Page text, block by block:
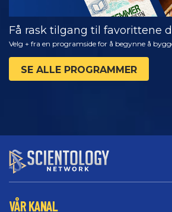
Få rask tilgang til favorittene
Velg + fra en programside for å begynne å
SE ALLE PROGRAMMER
VÅR KANAL